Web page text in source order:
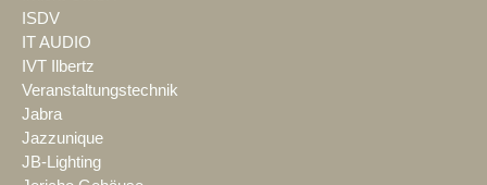
ISDV
IT AUDIO
IVT Ilbertz
Veranstaltungstechnik
Jabra
Jazzunique
JB-Lighting